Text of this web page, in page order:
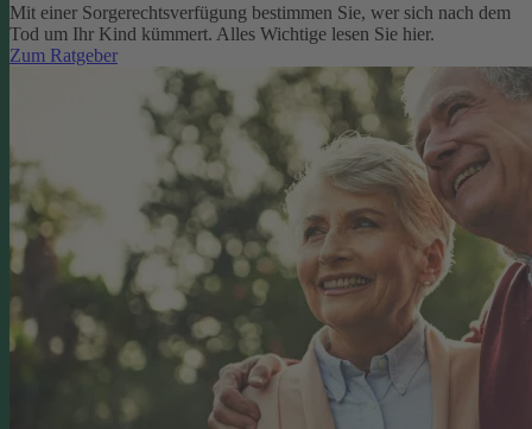
Mit einer Sorgerechtsverfügung bestimmen Sie, wer sich nach dem
Tod um Ihr Kind kümmert. Alles Wichtige lesen Sie hier.
Zum Ratgeber